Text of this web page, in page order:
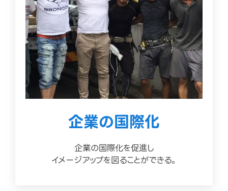
企業の国際化
企業の国際化を促進し
イメージアップを図ることができる。